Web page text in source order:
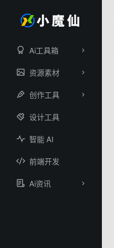
Ai工具箱
资源素材
创作工具
设计工具
智能 AI
前端开发
Ai资讯